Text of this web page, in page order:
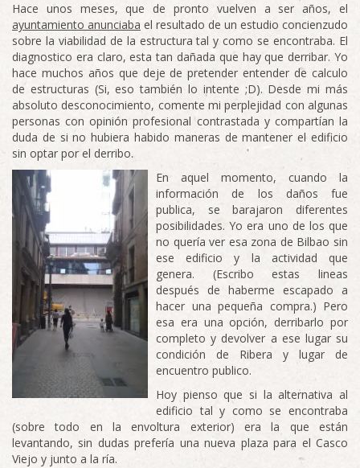
Hace unos meses, que de pronto vuelven a ser años, el
ayuntamiento anunciaba el resultado de un estudio concienzudo
sobre la viabilidad de la estructura tal y como se encontraba. El
diagnostico era claro, esta tan dañada que hay que derribar. Yo
hace muchos años que deje de pretender entender de calculo
de estructuras (Si, eso también lo intente ;D). Desde mi más
absoluto desconocimiento, comente mi perplejidad con algunas
personas con opinión profesional contrastada y compartían la
duda de si no hubiera habido maneras de mantener el edificio
sin optar por el derribo.
En aquel momento, cuando la
información de los daños fue
publica, se barajaron diferentes
posibilidades. Yo era uno de los que
no quería ver esa zona de Bilbao sin
ese edificio y la actividad que
genera. (Escribo estas lineas
después de haberme escapado a
hacer una pequeña compra.) Pero
esa era una opción, derribarlo por
completo y devolver a ese lugar su
condición de Ribera y lugar de
encuentro publico.
Hoy pienso que si la alternativa al
edificio tal y como se encontraba
(sobre todo en la envoltura exterior) era la que están
levantando, sin dudas prefería una nueva plaza para el Casco
Viejo y junto a la ría.